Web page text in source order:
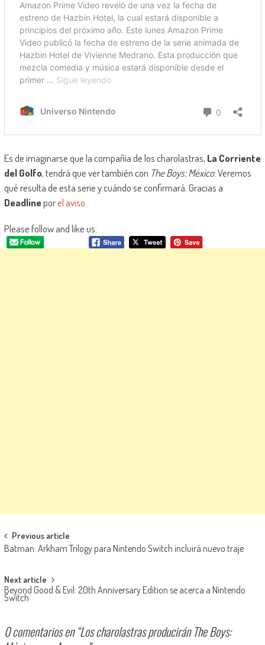
Es de imaginarse que la compañía de los charolastras, La Corriente
del Golfo, tendrá que ver también con The Boys: México. Veremos
qué resulta de esta serie y cuándo se confirmará. Gracias a
Deadlineporel aviso
Please follow and like us:
Navegación de entradas
Previous article
Batman: Arkham Trilogy para Nintendo Switch incluirá nuevo traje
Next article
Beyond Good & Evil: 20th Anniversary Edition se acerca a Nintendo
Switch
0 comentarios en “Los charolastras producirán The Boys: